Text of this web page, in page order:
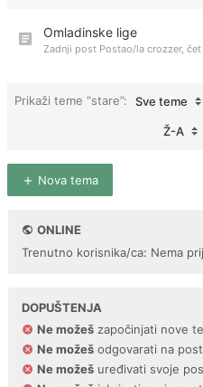
Omladinske lige
Zadnji post Postao/la crozzer, čet
Prikaži teme “stare”: Sve teme
Ž-A
Nova tema
ONLINE
Trenutno korisnika/ca: Nema
DOPUŠTENJA
Ne možeš započinjati nove
Ne možeš odgovarati na
Ne možeš uređivati svoje